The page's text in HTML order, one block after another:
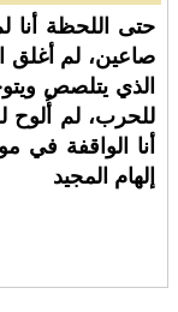
حتى اللحظة أنا
صاعين، لم أغلق
الذي يتلصص
للحرب، لم أُلوح
أنا الواقفة في
إلهام المجيد